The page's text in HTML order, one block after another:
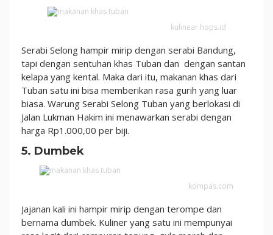
kulinear.hops.id
Serabi Selong hampir mirip dengan serabi Bandung,
tapi dengan sentuhan khas Tuban dan dengan santan
kelapa yang kental. Maka dari itu, makanan khas dari
Tuban satu ini bisa memberikan rasa gurih yang luar
biasa. Warung Serabi Selong Tuban yang berlokasi di
Jalan Lukman Hakim ini menawarkan serabi dengan
harga Rp1.000,00 per biji.
5. Dumbek
kompas.com
Jajanan kali ini hampir mirip dengan terompe dan
bernama dumbek. Kuliner yang satu ini mempunyai